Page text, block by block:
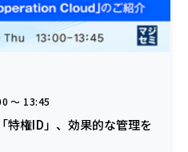
〜 13:45
特権ID」、効果的な管理を